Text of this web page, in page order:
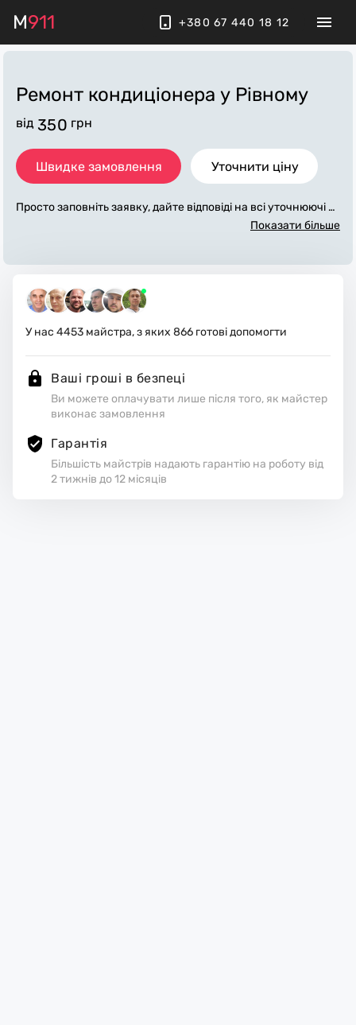
M911 +380 67 440 18 12
Ремонт кондиціонера у Рівному
від 350 грн
Швидке замовлення Уточнити ціну
Просто заповніть заявку, дайте відповіді на всі уточнюючі за
питання по «ремонт кондиціонера». Ми зв'яжемося з вами
иконавці стежать за чистотою та прибирають робоче місце.
Показати більше
У нас 4453 майстра, з яких 866 готові допомогти
Ваші гроші в безпеці
Ви можете оплачувати лише після того, як майстер
виконає замовлення
Гарантія
Більшість майстрів надають гарантію на роботу від
2 тижнів до 12 місяців